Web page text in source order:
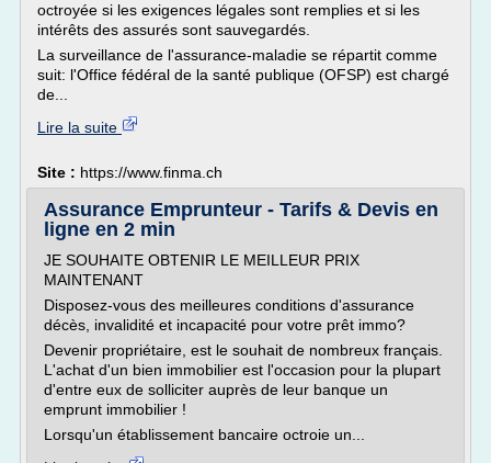
octroyée si les exigences légales sont remplies et si les
intérêts des assurés sont sauvegardés.
La surveillance de l'assurance-maladie se répartit comme
suit: l'Office fédéral de la santé publique (OFSP) est chargé
de...
Lire la suite
Site : https://www.finma.ch
Assurance Emprunteur - Tarifs & Devis en
ligne en 2 min
JE SOUHAITE OBTENIR LE MEILLEUR PRIX
MAINTENANT
Disposez-vous des meilleures conditions d'assurance
décès, invalidité et incapacité pour votre prêt immo?
Devenir propriétaire, est le souhait de nombreux français.
L'achat d'un bien immobilier est l'occasion pour la plupart
d'entre eux de solliciter auprès de leur banque un
emprunt immobilier !
Lorsqu'un établissement bancaire octroie un...